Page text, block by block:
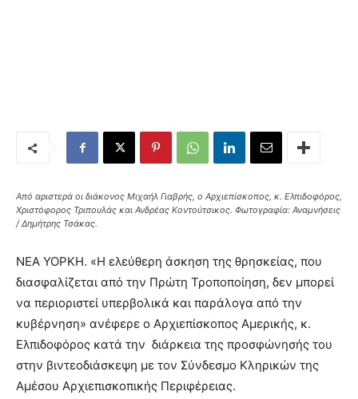
Από αριστερά οι διάκονος Μιχαήλ Γιαβρής, ο Αρχιεπίσκοπος, κ. Ελπιδοφόρος,
Χριστόφορος Τριπουλάς και Ανδρέας Κοντούτσικος. Φωτογραφία: Αναμνήσεις
/ Δημήτρης Τσάκας.
ΝΕΑ ΥΟΡΚΗ. «Η ελεύθερη άσκηση της θρησκείας, που
διασφαλίζεται από την Πρώτη Τροποποίηση, δεν μπορεί
να περιοριστεί υπερβολικά και παράλογα από την
κυβέρνηση» ανέφερε ο Αρχιεπίσκοπος Αμερικής, κ.
Ελπιδοφόρος κατά την διάρκεια της προσφώνησής του
στην βιντεοδιάσκεψη με τον Σύνδεσμο Κληρικών της
Αμέσου Αρχιεπισκοπικής Περιφέρειας.